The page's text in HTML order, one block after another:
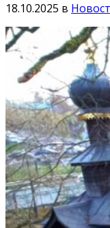
18.10.2025 в